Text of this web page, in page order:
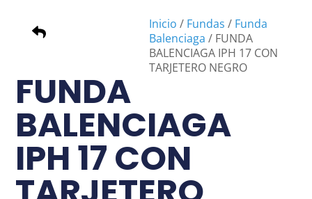
Inicio / Fundas / Funda
Balenciaga / FUNDA
BALENCIAGA IPH 17 CON
TARJETERO NEGRO
FUNDA
BALENCIAGA
IPH 17 CON